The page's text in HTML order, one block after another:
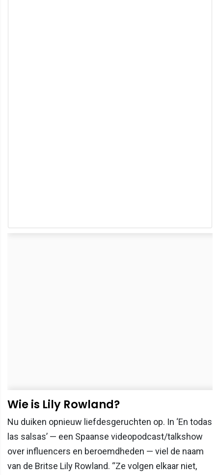
Wie is Lily Rowland?
Nu duiken opnieuw liefdesgeruchten op. In ‘En todas
las salsas’ — een Spaanse videopodcast/talkshow
over influencers en beroemdheden — viel de naam
van de Britse Lily Rowland. “Ze volgen elkaar niet,